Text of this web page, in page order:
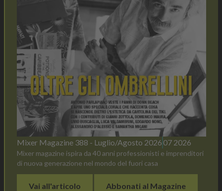
Mixer Magazine 388 - Luglio/Agosto 2026 07 2026
Mixer magazine ispira da 40 anni professionisti e imprenditori
di nuova generazione nel mondo del fuori casa
Vai all'articolo Abbonati al Magazine